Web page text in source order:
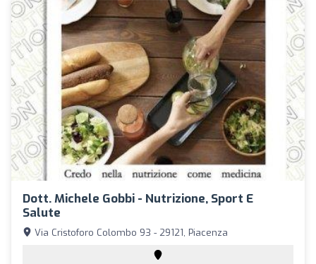
Dott. Michele Gobbi - Nutrizione, Sport E
Salute
Via Cristoforo Colombo 93 - 29121, Piacenza